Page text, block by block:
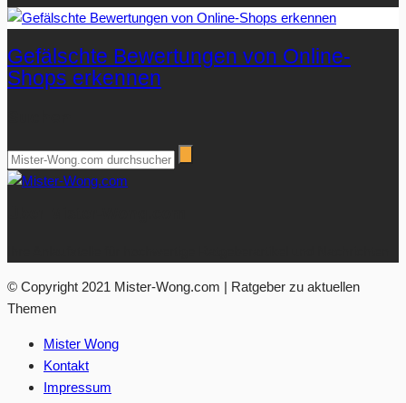
Gefälschte Bewertungen von Online-
Shops erkennen
© Copyright 2021 Mister-Wong.com | Ratgeber zu aktuellen
Themen
Mister Wong
Kontakt
Impressum